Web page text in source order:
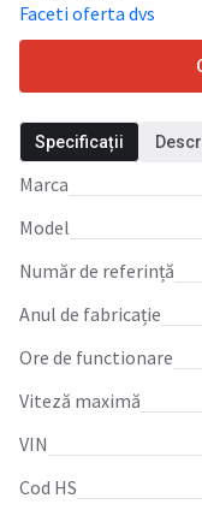
Faceti oferta dvs
Specificații
Marca
Model
Număr de referință
Anul de fabricație
Ore de functionare
Viteză maximă
VIN
Cod HS